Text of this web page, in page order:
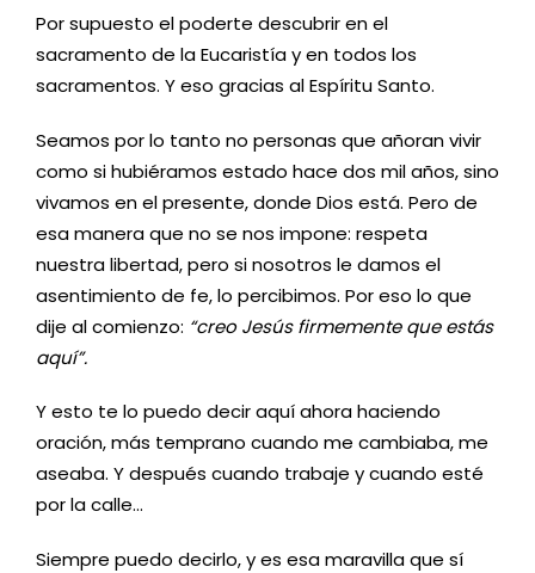
Por supuesto el poderte descubrir en el
sacramento de la Eucaristía y en todos los
sacramentos. Y eso gracias al Espíritu Santo.
Seamos por lo tanto no personas que añoran vivir
como si hubiéramos estado hace dos mil años, sino
vivamos en el presente, donde Dios está. Pero de
esa manera que no se nos impone: respeta
nuestra libertad, pero si nosotros le damos el
asentimiento de fe, lo percibimos. Por eso lo que
dije al comienzo: “creo Jesús firmemente que estás
aquí”.
Y esto te lo puedo decir aquí ahora haciendo
oración, más temprano cuando me cambiaba, me
aseaba. Y después cuando trabaje y cuando esté
por la calle…
Siempre puedo decirlo, y es esa maravilla que sí